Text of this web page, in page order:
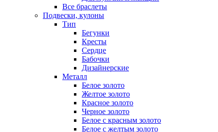
Все браслеты
Подвески, кулоны
Тип
Бегунки
Кресты
Сердце
Бабочки
Дизайнерские
Металл
Белое золото
Желтое золото
Красное золото
Черное золото
Белое с красным золото
Белое с желтым золото